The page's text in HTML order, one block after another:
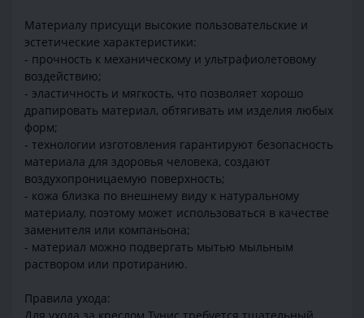
Материалу присущи высокие пользовательские и
эстетические характеристики:
- прочность к механическому и ультрафиолетовому
воздействию;
- эластичность и мягкость, что позволяет хорошо
драпировать материал, обтягивать им изделия любых
форм;
- технологии изготовления гарантируют безопасность
материала для здоровья человека, создают
воздухопроницаемую поверхность;
- кожа близка по внешнему виду к натуральному
материалу, поэтому может использоваться в качестве
заменителя или компаньона;
- материал можно подвергать мытью мыльным
раствором или протиранию.
Правила ухода: